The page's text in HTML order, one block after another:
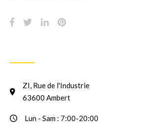
ZI, Rue de l'Industrie
63600 Ambert
Lun - Sam : 7:00-20:00